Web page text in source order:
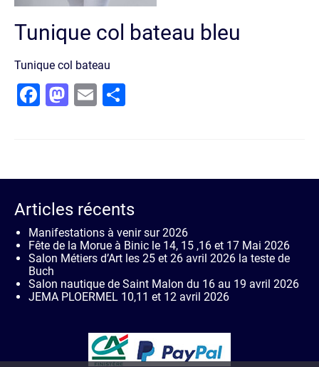
Tunique col bateau bleu
Tunique col bateau
Facebook
Mastodon
Email
Articles récents
Manifestations à venir sur 2026
Fête de la Morue à Binic le 14, 15 ,16 et 17 Mai 2026
Salon Métiers d’Art les 25 et 26 avril 2026 la teste de
Buch
Salon nautique de Saint Malon du 16 au 19 avril 2026
JEMA PLOERMEL 10,11 et 12 avril 2026